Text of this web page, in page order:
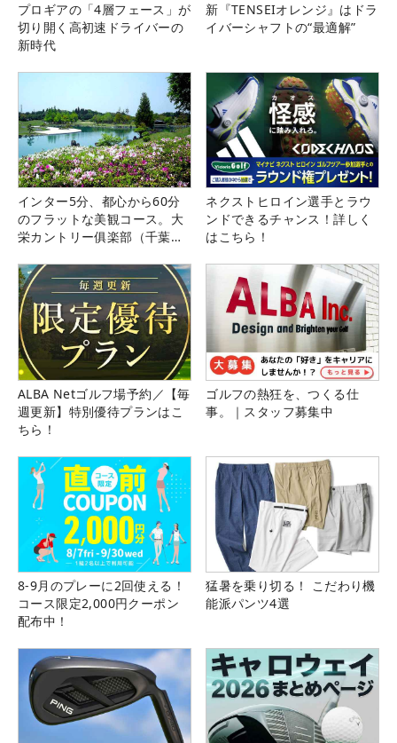
プロギアの「4層フェース」が
切り開く高初速ドライバーの
新時代
新『TENSEIオレンジ』はドラ
イバーシャフトの“最適解”
インター5分、都心から60分
のフラットな美観コース。大
栄カントリー俱楽部（千葉
ネクストヒロイン選手とラウ
ンドできるチャンス！詳しく
はこちら！
ALBA Netゴルフ場予約／【毎
週更新】特別優待プランはこ
ちら！
ゴルフの熱狂を、つくる仕
事。｜スタッフ募集中
8-9月のプレーに2回使える！
コース限定2,000円クーポン
配布中！
猛暑を乗り切る！ こだわり機
能派パンツ4選